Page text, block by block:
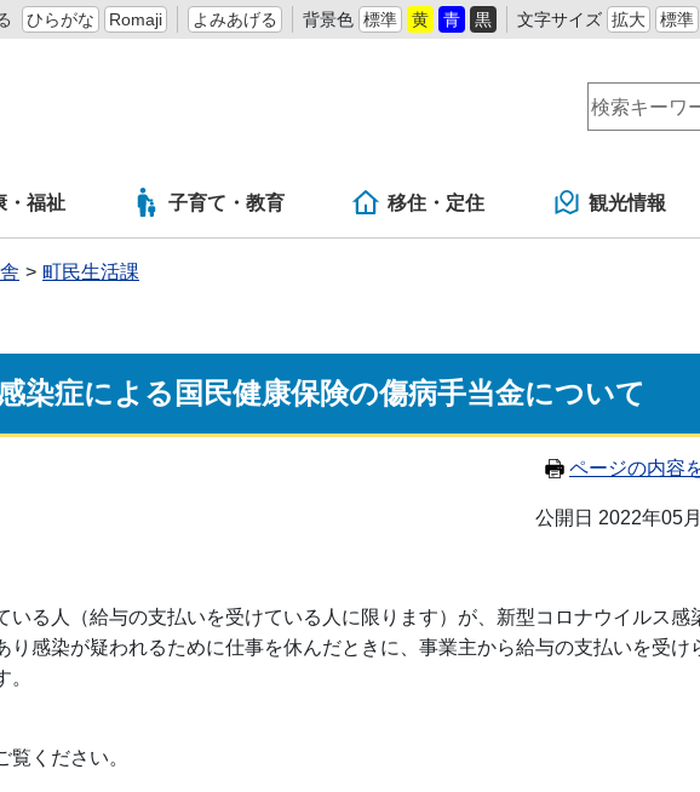
ひらがな Romaji よみあげる 背景色 標準 黄 青 黒 文字サイズ 拡大 標準
・福祉 子育て・教育 移住・定住 観光情報
町民生活課
染症による国民健康保険の傷病手当金について
ページの内容
公開日 2022年05
いる人（給与の支払いを受けている人に限ります）が、新型コロナウイルス感
り感染が疑われるために仕事を休んだときに、事業主から給与の支払いを受け
ください。